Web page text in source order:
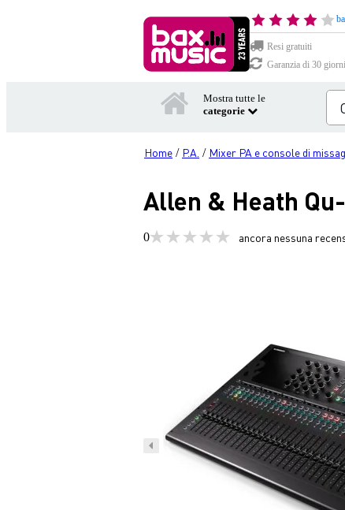
Resi gratuiti
Garanzia di 30
Mostra tutte le
categorie
Home / P.A. / Mixer PA e console di
Allen & Heath
0 ancora nessuna